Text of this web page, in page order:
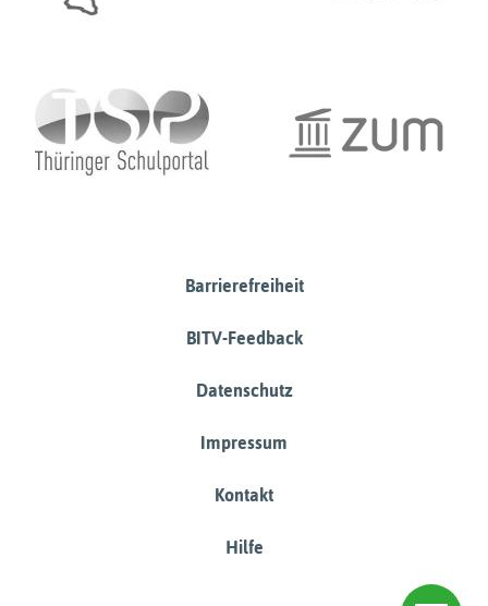
Barrierefreiheit
BITV-Feedback
Datenschutz
Impressum
Kontakt
Hilfe